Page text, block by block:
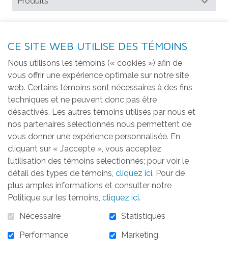
Aucun produit trouvé
ACCUEIL LA FONDATION OBJECTIFS
ACTIVITÉS
TÉMOIGNAGES
INFOLETTRE
CONTACTEZ-NOUS
S'ABONNER À L'INFOLETTRE
CE SITE WEB UTILISE DES TÉMOINS
Nous utilisons les témoins (« cookies ») afin de
vous offrir une expérience optimale sur notre site
web. Certains témoins sont nécessaires à des fins
techniques et ne peuvent donc pas être
désactivés. Les autres témoins utilisés par nous et
nos partenaires sélectionnés nous permettent de
vous donner une expérience personnalisée. En
cliquant sur « J’accepte », vous acceptez
l’utilisation des témoins sélectionnés; pour voir le
détail des types de témoins, cliquez ici. Pour de
plus amples informations et consulter notre
Politique sur les témoins, cliquez ici.
Nécessaire
Statistiques
Performance
Marketing